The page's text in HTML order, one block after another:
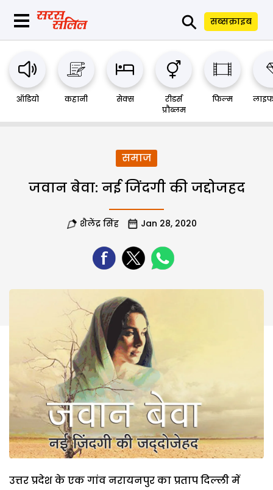
⚲ सब्सक्राइब
ऑडियो कहानी सेक्स
रीडर्स
प्रौब्लम
फिल्म
समाज
जवान बेवा: नई जिंदगी की जद्दोजहद
शैलेंद्र सिंह Jan 28, 2020
उत्तर प्रदेश के एक गांव नरायनपुर का प्रताप दिल्ली में